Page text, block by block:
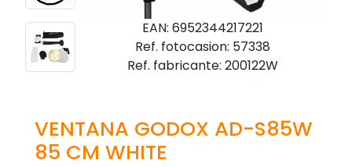
EAN: 6952344217221
Ref. fotocasion: 57338
Ref. fabricante: 200122W
VENTANA GODOX AD-S85W
85 CM WHITE